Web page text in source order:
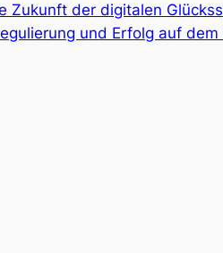
Zukunft der digitalen
und Erfolg auf